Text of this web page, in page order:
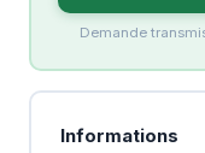
Demande
Informations